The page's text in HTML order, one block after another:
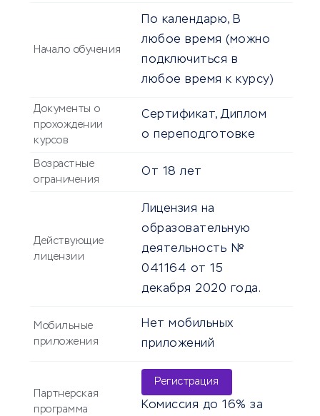
Начало обучения
По календарю, В
любое время (можно
подключиться в
любое время к курсу)
Документы о
прохождении
курсов
Сертификат, Диплом
о переподготовке
Возрастные
ограничения
От 18 лет
Действующие
лицензии
Лицензия на
образовательную
деятельность №
041164 от 15
декабря 2020 года.
Мобильные
приложения
Нет мобильных
приложений
Партнерская
программа
Регистрация
Комиссия до 16% за